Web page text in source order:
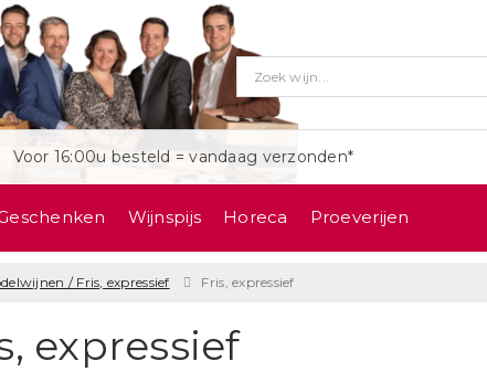
Voor 16:00u besteld = vandaag verzonden*
Wijnspijs Horeca Proeverijen
/ Fris, expressief Fris, expressief
expressief